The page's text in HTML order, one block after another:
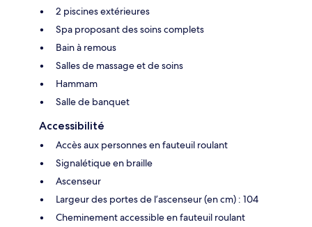
2 piscines extérieures
Spa proposant des soins complets
Bain à remous
Salles de massage et de soins
Hammam
Salle de banquet
Accessibilité
Accès aux personnes en fauteuil roulant
Signalétique en braille
Ascenseur
Largeur des portes de l’ascenseur (en cm) : 104
Cheminement accessible en fauteuil roulant